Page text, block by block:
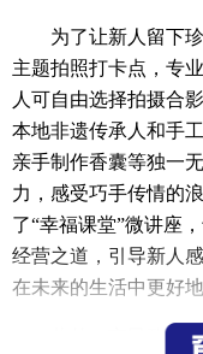
为了让新人留下
主题拍照打卡点，专
人可自由选择拍摄合
本地非遗传承人和手
亲手制作香囊等独一
力，感受巧手传情的
了“幸福课堂”微讲座
经营之道，引导新人
在未来的生活中更好
此外，市民政局